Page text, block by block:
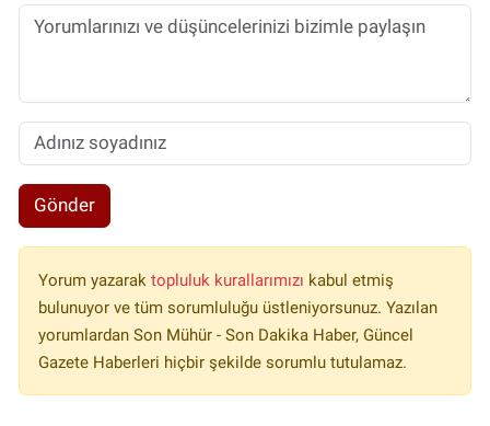
Gönder
Yorum yazarak topluluk kurallarımızı kabul etmiş
bulunuyor ve tüm sorumluluğu üstleniyorsunuz. Yazılan
yorumlardan Son Mühür - Son Dakika Haber, Güncel
Gazete Haberleri hiçbir şekilde sorumlu tutulamaz.